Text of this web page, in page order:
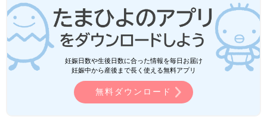
妊娠日数や生後日数に合った情報を毎日お届け
妊娠中から産後まで長く使える無料アプリ
無料ダウンロード